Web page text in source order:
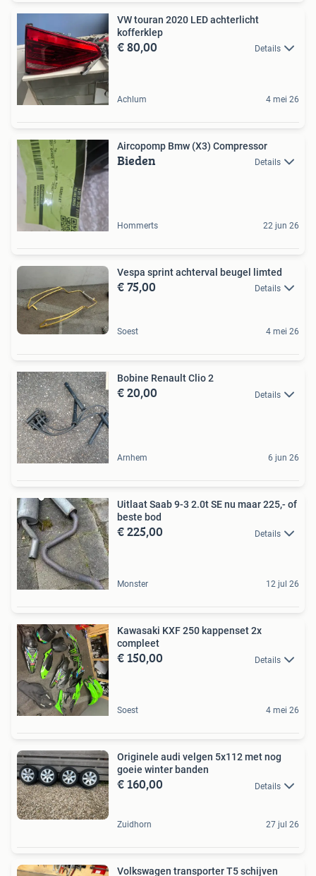
VW touran 2020 LED achterlicht
kofferklep
€ 80,00 Details
Achlum 4 mei 26
Aircopomp Bmw (X3) Compressor
Bieden Details
Hommerts 22 jun 26
Vespa sprint achterval beugel limted
€ 75,00 Details
Soest 4 mei 26
Bobine Renault Clio 2
€ 20,00 Details
Arnhem 6 jun 26
Uitlaat Saab 9-3 2.0t SE nu maar 225,- of
beste bod
€ 225,00 Details
Monster 12 jul 26
Kawasaki KXF 250 kappenset 2x
compleet
€ 150,00 Details
Soest 4 mei 26
Originele audi velgen 5x112 met nog
goeie winter banden
€ 160,00 Details
Zuidhorn 27 jul 26
Volkswagen transporter T5 schijven